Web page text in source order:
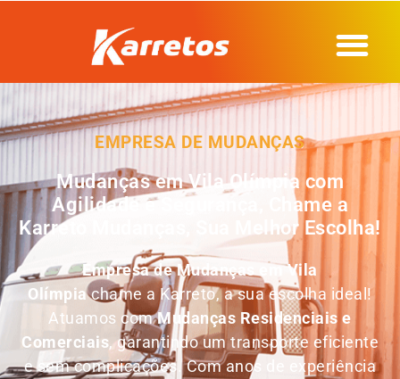
EMPRESA DE MUDANÇAS
Mudanças em Vila Olímpia com
Agilidade e Segurança, Chame a
Karreto Mudanças, Sua Melhor Escolha!
Empresa de Mudanças emVila
Olímpiachame a Karreto, a sua escolha ideal!
Atuamos comMudanças Residenciais e
Comerciais, garantindo um transporte eficiente
e sem complicações. Com anos de experiência